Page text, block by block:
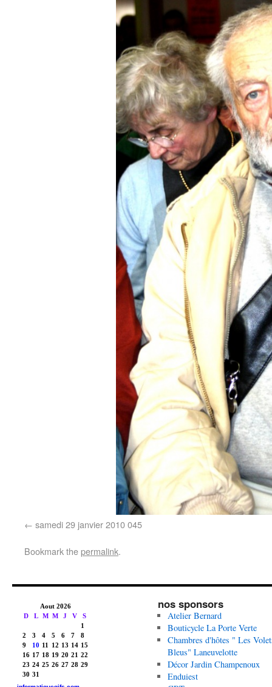
samedi 29 janvier 2010 045
Bookmark thepermalink.
nos sponsors
Atelier Bernard
Bouticycle La Porte Verte
Chambres d'hôtes " Les
Bleus" Laneuvelotte
Décor Jardin Champenoux
Enduiest